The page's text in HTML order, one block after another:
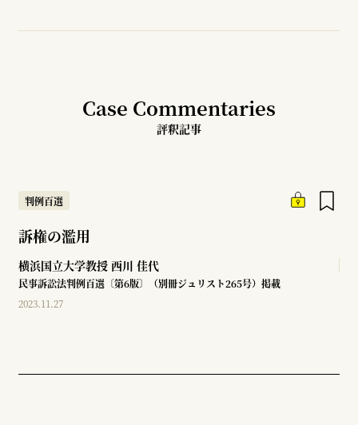
Case Commentaries
評釈記事
判例百選
訴権の濫用
横浜国立大学教授 西川 佳代
民事訴訟法判例百選〔第6版〕（別冊ジュリスト265号）掲載
2023.11.27